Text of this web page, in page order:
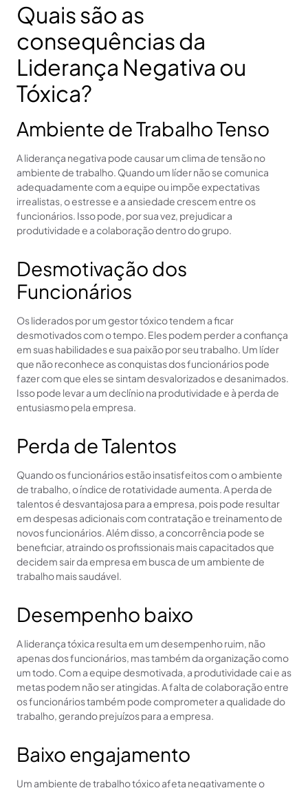
Quais são as
consequências da
Liderança Negativa ou
Tóxica?
Ambiente de Trabalho Tenso
A liderança negativa pode causar um clima de tensão no
ambiente de trabalho. Quando um líder não se comunica
adequadamente com a equipe ou impõe expectativas
irrealistas, o estresse e a ansiedade crescem entre os
funcionários. Isso pode, por sua vez, prejudicar a
produtividade e a colaboração dentro do grupo.
Desmotivação dos
Funcionários
Os liderados por um gestor tóxico tendem a ficar
desmotivados com o tempo. Eles podem perder a confiança
em suas habilidades e sua paixão por seu trabalho. Um líder
que não reconhece as conquistas dos funcionários pode
fazer com que eles se sintam desvalorizados e desanimados.
Isso pode levar a um declínio na produtividade e à perda de
entusiasmo pela empresa.
Perda de Talentos
Quando os funcionários estão insatisfeitos com o ambiente
de trabalho, o índice de rotatividade aumenta. A perda de
talentos é desvantajosa para a empresa, pois pode resultar
em despesas adicionais com contratação e treinamento de
novos funcionários. Além disso, a concorrência pode se
beneficiar, atraindo os profissionais mais capacitados que
decidem sair da empresa em busca de um ambiente de
trabalho mais saudável.
Desempenho baixo
A liderança tóxica resulta em um desempenho ruim, não
apenas dos funcionários, mas também da organização como
um todo. Com a equipe desmotivada, a produtividade cai e as
metas podem não ser atingidas. A falta de colaboração entre
os funcionários também pode comprometer a qualidade do
trabalho, gerando prejuízos para a empresa.
Baixo engajamento
Um ambiente de trabalho tóxico afeta negativamente o